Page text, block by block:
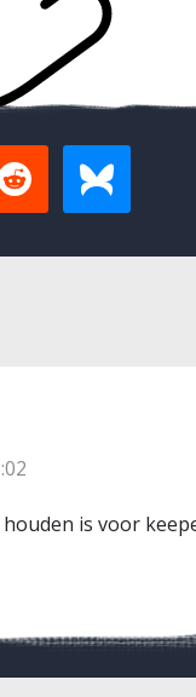
houden is voor